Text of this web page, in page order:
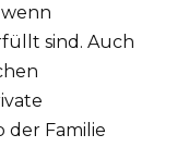
sind. Auch
der Familie